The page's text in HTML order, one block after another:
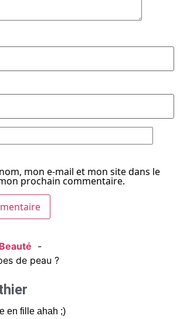
mon e-mail et mon site dans le
prochain commentaire.
de peau ?
en fille ahah ;)